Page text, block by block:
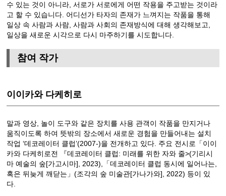
수 있는 것이 아니라, 서로가 서로에게 어떤 작용을 주고받는 것이라
고 할 수 있습니다. 어디선가 타자의 존재가 느껴지는 작품을 통해
일상 속 사람과 사람, 사람과 사회의 존재방식에 대해 생각해보고,
일상을 새로운 시각으로 다시 마주하기를 시도합니다.
참여 작가
이이카와 다케히로
말과 영상, 놀이 도구와 같은 장치를 사용 관객이 작품을 만지거나
움직이도록 하여 뜻밖의 장소에서 새로운 경험을 만들어내는 설치
작업 ‘데코레이터 클럽’(2007-)을 전개하고 있다. 주요 전시로「이이
카와 다케히로전 『데코레이터 클럽: 미래를 위한 자와 줄>(기리시
마 예술의 숲[가고시마], 2023),「데코레이터 클럽 동시에 일어나는,
혹은 뒤늦게 깨닫는」(조각의 숲 미술관[가나가와], 2022) 등이 있
다.